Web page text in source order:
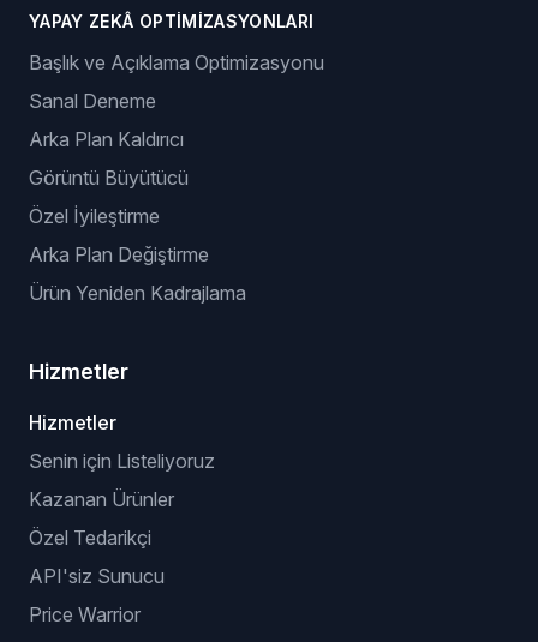
YAPAY ZEKÂ OPTIMIZASYONLARI
Başlık ve Açıklama Optimizasyonu
Sanal Deneme
Arka Plan Kaldırıcı
Görüntü Büyütücü
Özel İyileştirme
Arka Plan Değiştirme
Ürün Yeniden Kadrajlama
Hizmetler
Hizmetler
Senin için Listeliyoruz
Kazanan Ürünler
Özel Tedarikçi
API'siz Sunucu
Price Warrior